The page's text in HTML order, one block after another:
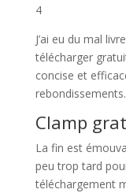
4
J’ai eu du mal
télécharger
concise et
rebondissements.
Clamp
La fin est
peu trop tard
téléchargement